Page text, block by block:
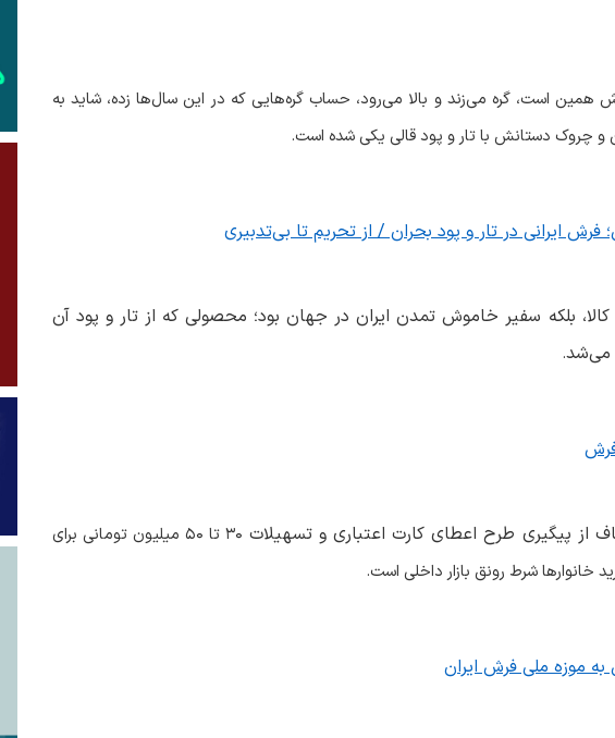
همین است، گره می‌زند و بالا می‌رود، حساب گره‌هایی که در این سال‌ها زده، شاید به
و چروک دستانش با تار و پود قالی یکی شده است.
ایرانی در تار و پود بحران / از تحریم تا بی‌تدبیری
بلکه سفیر خاموش تمدن ایران در جهان بود؛ محصولی که از تار و پود آن
می‌شد.
از پیگیری طرح اعطای کارت اعتباری و تسهیلات ۳۰تا ۵۰ میلیون تومانی برای
شرط رونق بازار داخلی است.
موزه ملی فرش ایران